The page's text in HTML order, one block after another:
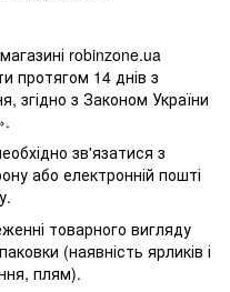
robinzone.ua
протягом 14 днів з
згідно з Законом України
зв'язатися з
або електронній пошті
товарного вигляду
(наявність ярликів і
плям).